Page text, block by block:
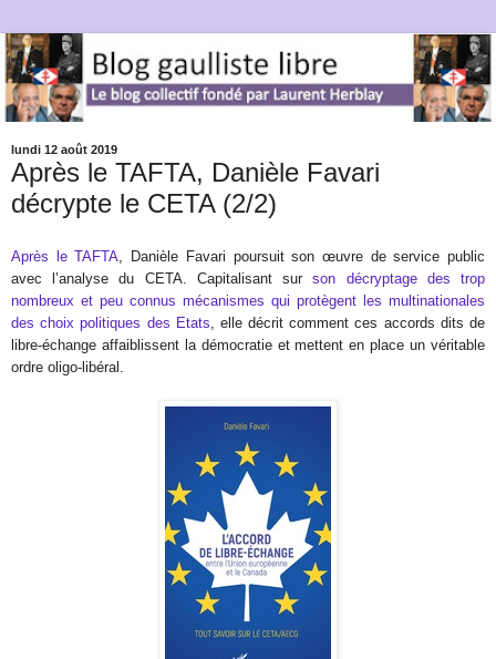
lundi 12 août 2019
Après le TAFTA, Danièle Favari
décrypte le CETA (2/2)
Après le TAFTA, Danièle Favari poursuit son œuvre de service public
avec l’analyse du CETA. Capitalisant surson décryptage des trop
nombreux et peu connus mécanismes qui protègent les multinationales
des choix politiques des Etats, elle décrit comment ces accords dits de
libre-échange affaiblissent la démocratie et mettent en place un véritable
ordre oligo-libéral.